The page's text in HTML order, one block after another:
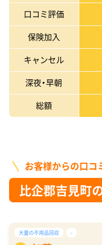
口コミ評価
保険加入
キャンセル
深夜・早朝
総額
お客様からの口コ
比企郡吉見町
大量の不用品回収 -